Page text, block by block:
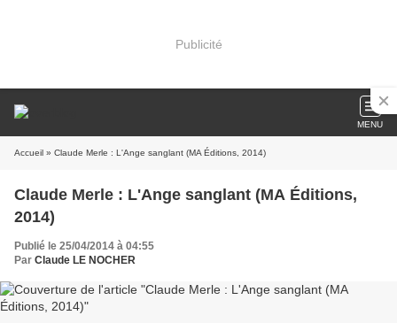
Publicité
MENU
Accueil » Claude Merle : L'Ange sanglant (MA Éditions, 2014)
Claude Merle : L'Ange sanglant (MA Éditions,
2014)
Publié le 25/04/2014 à 04:55
Par Claude LE NOCHER